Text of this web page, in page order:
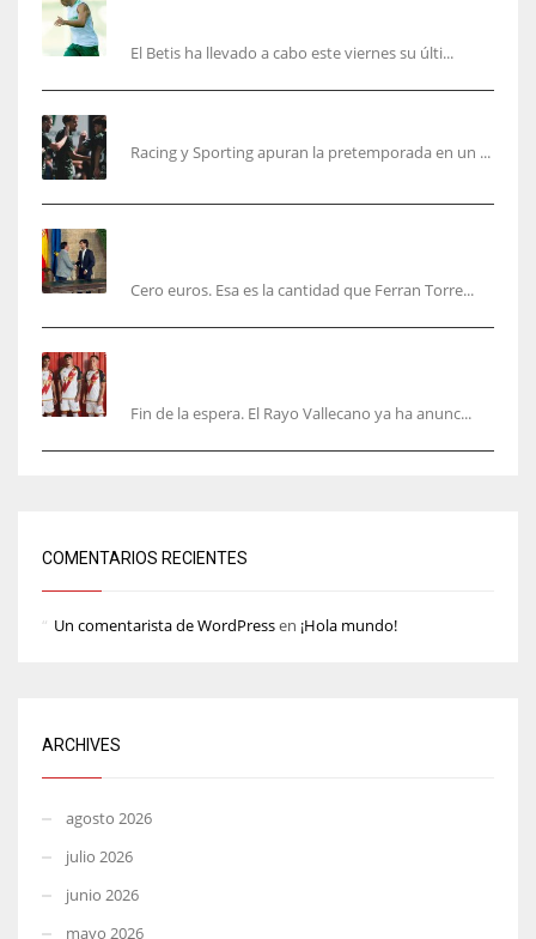
El Betis ha llevado a cabo este viernes su últi...
Racing y Sporting apuran la pretemporada en un ...
Cero euros. Esa es la cantidad que Ferran Torre...
Fin de la espera. El Rayo Vallecano ya ha anunc...
COMENTARIOS RECIENTES
Un comentarista de WordPressen ¡Hola mundo!
ARCHIVES
agosto 2026
julio 2026
junio 2026
mayo 2026